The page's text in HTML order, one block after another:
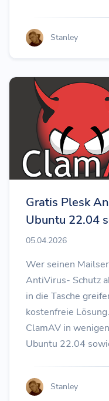
Stanley
Gratis Plesk
Ubuntu 22.04
05.04.2026
Wer seinen
AntiVirus- Schutz
in die Tasche
kostenfreie
ClamAV in
Ubuntu 22.04
Stanley